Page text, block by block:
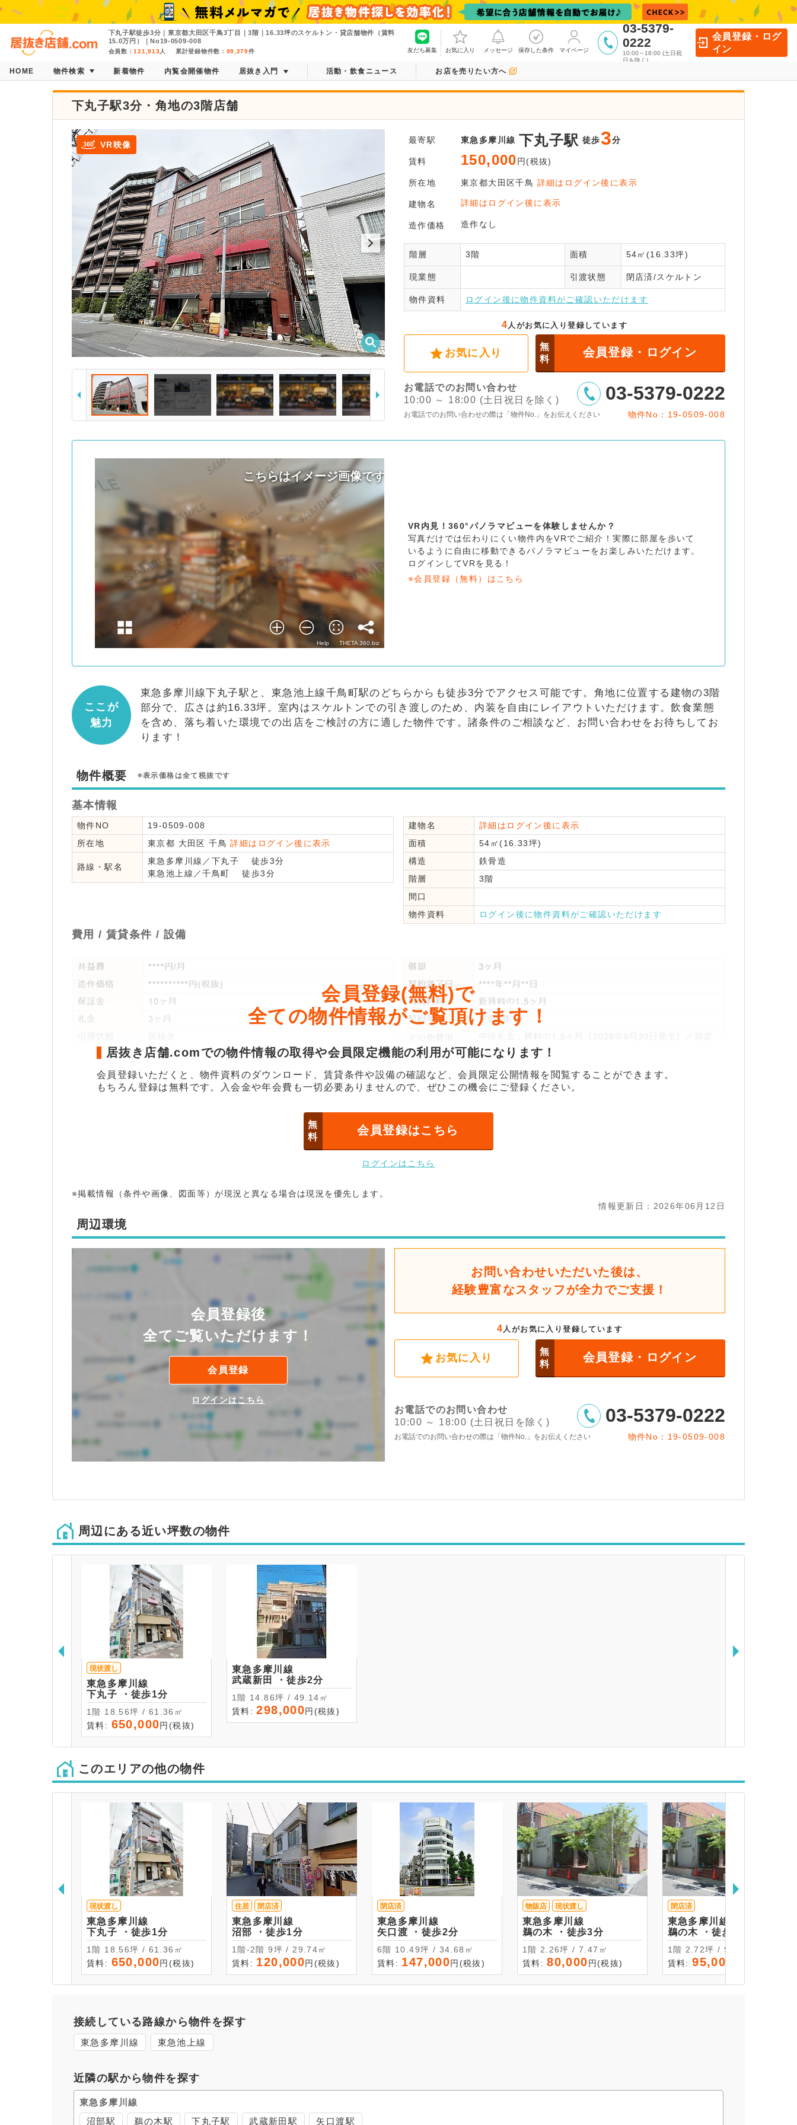
下丸子駅徒歩3分｜東京都大田区千鳥3丁目｜3階｜16.33坪のスケルトン・貸店舗物件（賃料
15.0万円）｜No19-0509-008
会員数：121,913人 累計登録物件数： 99,279件 友だち募集 お気に入り メッセージ 保存した条件 マイページ
03-5379-
0222
10:00～18:00 (土日祝
日を除く)
会員登録・ログ
イン
HOME 物件検索 新着物件 内覧会開催物件 居抜き入門 活動・飲食ニュース お店を売りたい方へ
下丸子駅3分・角地の3階店舗
ログイン後に
平面図がご覧いただけます
ログインはこちら
VR映像
最寄駅 東急多摩川線 下丸子駅 徒歩3分
賃料 150,000円(税抜)
所在地 東京都大田区千鳥 詳細はログイン後に表示
建物名 詳細はログイン後に表示
造作価格 造作なし
階層 3階 面積 54㎡(16.33坪)
現業態 引渡状態 閉店済/スケルトン
物件資料 ログイン後に物件資料がご確認いただけます
4 人がお気に入り登録しています
お気に入り
無
料
会員登録・ログイン
お電話でのお問い合わせ
10:00 ～ 18:00 (土日祝日を除く)
03-5379-0222
お電話でのお問い合わせの際は「物件No.」をお伝えください 物件No：19-0509-008
VR内見！360°パノラマビューを体験しませんか？
写真だけでは伝わりにくい物件内をVRでご紹介！実際に部屋を歩いて
いるように自由に移動できるパノラマビューをお楽しみいただけます。
ログインしてVRを見る！
※会員登録（無料）はこちら
ここが
魅力
東急多摩川線下丸子駅と、東急池上線千鳥町駅のどちらからも徒歩3分でアクセス可能です。角地に位置する建物の3階
部分で、広さは約16.33坪。室内はスケルトンでの引き渡しのため、内装を自由にレイアウトいただけます。飲食業態
を含め、落ち着いた環境での出店をご検討の方に適した物件です。諸条件のご相談など、お問い合わせをお待ちしてお
ります！
物件概要 ※表示価格は全て税抜です
基本情報
物件NO
19-0509-008
所在地
東京都 大田区 千鳥詳細はログイン後に表示
路線・駅名
東急多摩川線 ／ 下丸子 徒歩3分
東急池上線 ／千鳥町 徒歩3分
建物名
詳細はログイン後に表示
面積
54㎡(16.33坪)
構造
鉄骨造
階層
3階
間口
物件資料
ログイン後に物件資料がご確認いただけます
費用 / 賃貸条件 / 設備
会員登録(無料)で
全ての物件情報がご覧頂けます！
居抜き店舗.comでの物件情報の取得や会員限定機能の利用が可能になります！
会員登録いただくと、物件資料のダウンロード、賃貸条件や設備の確認など、会員限定公開情報を閲覧することができます。
もちろん登録は無料です。入会金や年会費も一切必要ありませんので、ぜひこの機会にご登録ください。
無
料
会員登録はこちら
ログインはこちら
※掲載情報（条件や画像、図面等）が現況と異なる場合は現況を優先します。
情報更新日：2026年06月12日
周辺環境
会員登録後
全てご覧いただけます！
会員登録
ログインはこちら
お問い合わせいただいた後は、
経験豊富なスタッフが全力でご支援！
4人がお気に入り登録しています
お気に入り
無
料
会員登録・ログイン
お電話でのお問い合わせ
10:00 ～ 18:00 (土日祝日を除く)
03-5379-0222
お電話でのお問い合わせの際は「物件No.」をお伝えください 物件No：19-0509-008
周辺にある近い坪数の物件
現状渡し
東急多摩川線
下丸子 ・徒歩1分
1階 18.56坪 / 61.36㎡
賃料: 650,000円(税抜)
東急多摩川線
武蔵新田 ・徒歩2分
1階 14.86坪 / 49.14㎡
賃料:298,000円(税抜)
このエリアの他の物件
現状渡し
東急多摩川線
下丸子 ・徒歩1分
1階 18.56坪 / 61.36㎡
賃料: 650,000円(税抜)
住居 閉店済
東急多摩川線
沼部 ・徒歩1分
1階-2階 9坪 / 29.74㎡
賃料: 120,000円(税抜)
閉店済
東急多摩川線
矢口渡 ・徒歩2分
6階 10.49坪 / 34.68㎡
賃料: 147,000円(税抜)
物販店 現状渡し
東急多摩川線
鵜の木 ・徒歩3分
1階 2.26坪 / 7.47㎡
賃料:80,000円(税抜)
閉店済
東急多摩川線
鵜の木 ・徒歩3分
1階 2.72坪 / 9㎡
賃料:95,000
接続している路線から物件を探す
東急多摩川線 東急池上線
近隣の駅から物件を探す
東急多摩川線
沼部駅 鵜の木駅 下丸子駅 武蔵新田駅 矢口渡駅